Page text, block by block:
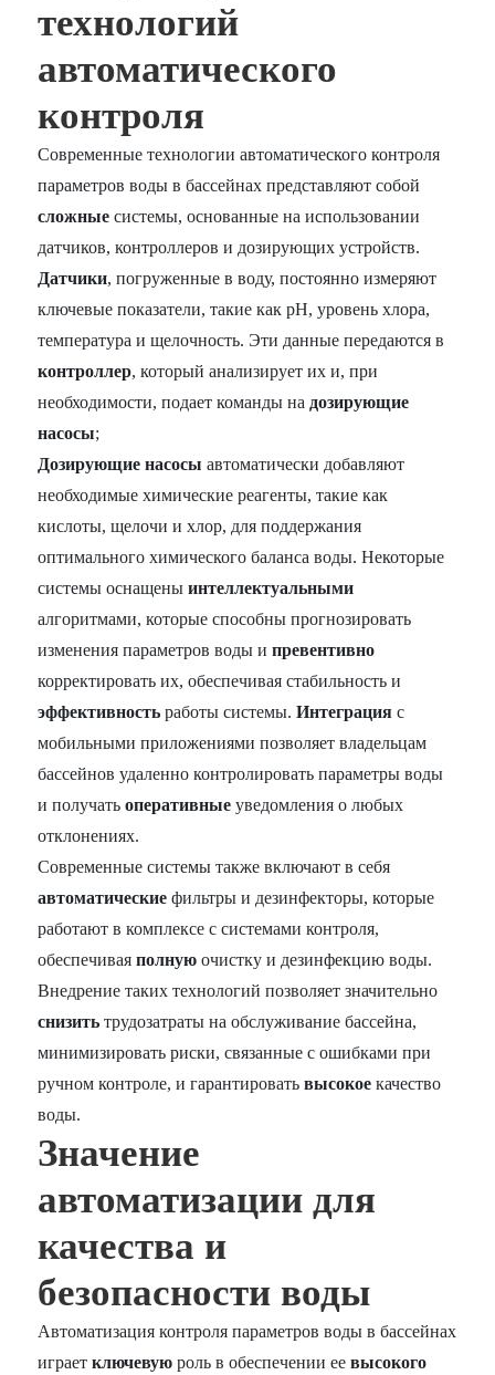
технологий
автоматического
контроля
Современные технологии автоматического контроля
параметров воды в бассейнах представляют собой
сложные системы, основанные на использовании
датчиков, контроллеров и дозирующих устройств.
Датчики, погруженные в воду, постоянно измеряют
ключевые показатели, такие как pH, уровень хлора,
температура и щелочность. Эти данные передаются в
контроллер, который анализирует их и, при
необходимости, подает команды на дозирующие
насосы;
Дозирующие насосы автоматически добавляют
необходимые химические реагенты, такие как
кислоты, щелочи и хлор, для поддержания
оптимального химического баланса воды. Некоторые
системы оснащеныинтеллектуальными
алгоритмами, которые способны прогнозировать
изменения параметров воды ипревентивно
корректировать их, обеспечивая стабильность и
эффективность работы системы.Интеграция с
мобильными приложениями позволяет владельцам
бассейнов удаленно контролировать параметры воды
и получатьоперативные уведомления о любых
отклонениях.
Современные системы также включают в себя
автоматические фильтры и дезинфекторы, которые
работают в комплексе с системами контроля,
обеспечиваяполную очистку и дезинфекцию воды.
Внедрение таких технологий позволяет значительно
снизить трудозатраты на обслуживание бассейна,
минимизировать риски, связанные с ошибками при
ручном контроле, и гарантироватьвысокое качество
воды.
Значение
автоматизации для
качества и
безопасности воды
Автоматизация контроля параметров воды в бассейнах
играетключевую роль в обеспечении еевысокого